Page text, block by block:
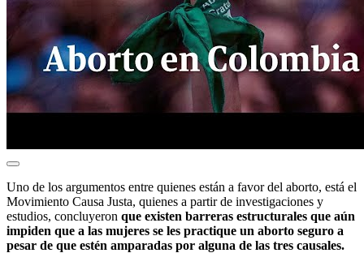
Uno de los argumentos entre quienes están a favor del aborto, está el
Movimiento Causa Justa, quienes a partir de investigaciones y
estudios, concluyeron que existen barreras estructurales que aún
impiden que a las mujeres se les practique un aborto seguro a
pesar de que estén amparadas por alguna de las tres causales.